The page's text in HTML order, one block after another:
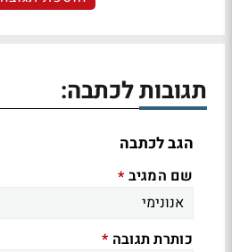
תגובות לכתבה:
הגב לכתבה
שם המגיב *
כותרת תגובה *